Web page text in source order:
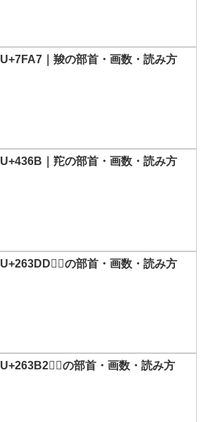
U+7FA7｜羧の部首・画数・読み方
U+436B｜䍫の部首・画数・読み方
U+263DD｜𦏝の部首・画数・読み方
U+263B2｜𦎲の部首・画数・読み方